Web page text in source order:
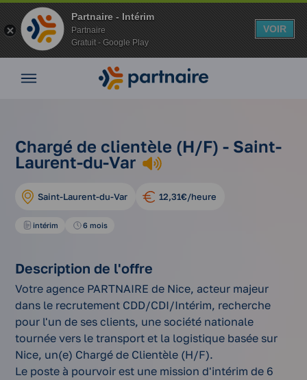
Partnaire - Intérim
Partnaire
Gratuit - Google Play
VOIR
Nos
Vos
avantages
Nos
conseils
Espace
entreprise
Accueil
nos
offres
d'emplois
de
clientèle
Chargé de clientèle (H/F) - Saint-
Laurent-du-Var
Saint-Laurent-du-Var 12,31€/heure
intérim 6 mois
Description de l'offre
Votre agence PARTNAIRE de Nice, acteur majeur
dans le recrutement CDD/CDI/Intérim, recherche
pour l'un de ses clients, une société nationale
tournée vers le transport et la logistique basée sur
Nice, un(e) Chargé de Clientèle (H/F).
Le poste à pourvoir est une mission d'intérim de 6